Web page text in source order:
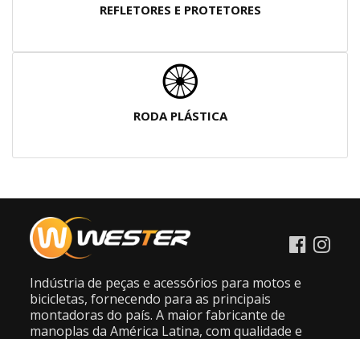
REFLETORES E PROTETORES
RODA PLÁSTICA
Indústria de peças e acessórios para motos e
bicicletas, fornecendo para as principais
montadoras do país. A maior fabricante de
manoplas da América Latina, com qualidade e